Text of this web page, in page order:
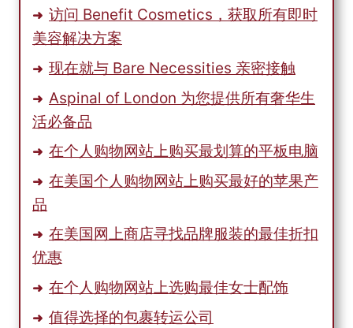
访问 Benefit Cosmetics，获取所有即时
美容解决方案
现在就与 Bare Necessities 亲密接触
Aspinal of London 为您提供所有奢华生
活必备品
在个人购物网站上购买最划算的平板电脑
在美国个人购物网站上购买最好的苹果产
品
在美国网上商店寻找品牌服装的最佳折扣
优惠
在个人购物网站上选购最佳女士配饰
值得选择的包裹转运公司